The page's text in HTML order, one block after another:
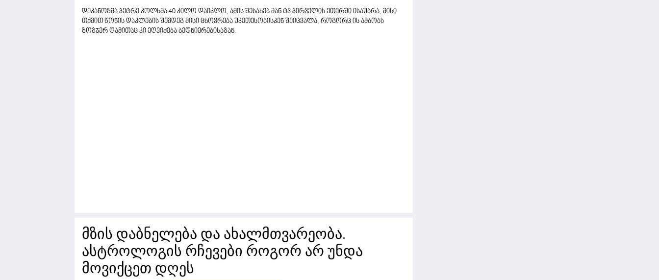
დეკანოზმა პეტრე კოლხმა 40 კილო დაიკლო, ამის შესახებ მან ტვ პირველის ეთერში ისაუბრა, მისი
თქმით წონის დაკლების შემდეგ მისი ცხოვრება უკეთესობისკენ შეიცვალა, როგორც ის ამბობს
ზოგჯერ ღამითაც კი ეღვიძება ბედნიერებისაგან.
მზის დაბნელება და ახალმთვარეობა.
ასტროლოგის რჩევები როგორ არ უნდა
მოვიქცეთ დღეს